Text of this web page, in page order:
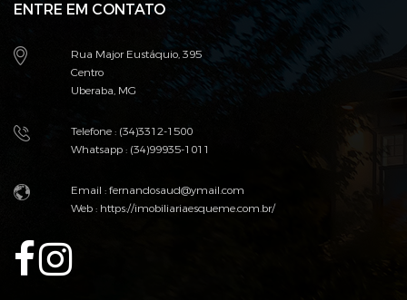
ENTRE EM CONTATO
Rua Major Eustáquio, 395
Centro
Uberaba, MG
Telefone : (34)3312-1500
Whatsapp : (34)99935-1011
Email :fernandosaud@ymail.com
Web :https://imobiliariaesqueme.com.br/